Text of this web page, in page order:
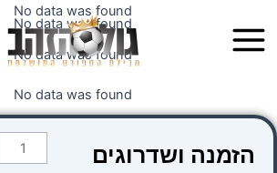
לתוכן
Menu
No data was found
No data was found
No data was found
No data was found
הזמנה ושדרוגים
כמות
של